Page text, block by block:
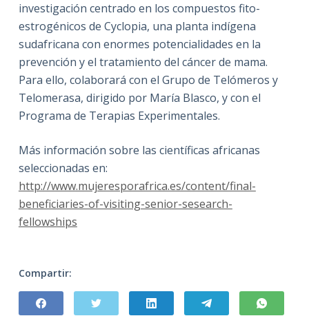
investigación centrado en los compuestos fito-
estrogénicos de Cyclopia, una planta indígena
sudafricana con enormes potencialidades en la
prevención y el tratamiento del cáncer de mama.
Para ello, colaborará con el Grupo de Telómeros y
Telomerasa, dirigido por María Blasco, y con el
Programa de Terapias Experimentales.
Más información sobre las científicas africanas
seleccionadas en:
http://www.mujeresporafrica.es/content/final-
beneficiaries-of-visiting-senior-sesearch-
fellowships
Compartir: